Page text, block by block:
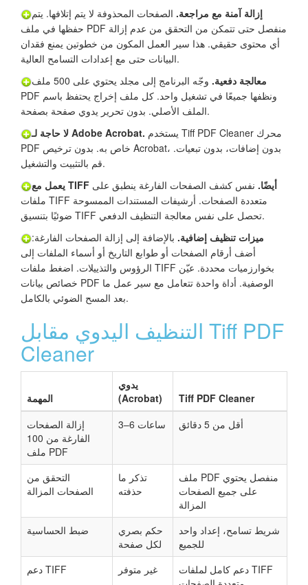
إزالة آمنة مع مراجعة. الصفحات المحذوفة لا يتم إتلافها. يتم
حفظها في ملف PDF منفصل حتى تتمكن من التحقق من عدم إزالة
أي محتوى حقيقي. هذا سير العمل المكون من خطوتين يمنع فقدان
البيانات حتى مع إعدادات التسامح العالية.
معالجة دفعية.
وجّه البرنامج إلى مجلد يحتوي على 500 ملف
PDF ونظفها جميعًا في تشغيل واحد. كل ملف إخراج يحتفظ باسم
الملف الأصلي. بدون تحرير يدوي صفحة بصفحة.
لا حاجة لـ Adobe Acrobat.
PDF خاص به. بدون ترخيص Acrobat، بدون إضافات، بدون تبعيات.
قم بالتثبيت والتشغيل.
يعمل مع TIFF أيضًا. نفس كشف الصفحات الفارغة ينطبق على
ملفات TIFF متعددة الصفحات. أرشيفات المستندات الممسوحة
ضوئيًا بتنسيق TIFF تحصل على نفس معالجة التنظيف الدفعي.
ميزات تنظيف إضافية. بالإضافة إلى إزالة الصفحات الفارغة:
أضف أرقام الصفحات أو طوابع التاريخ أو أسماء الملفات إلى
الرؤوس والتذييلات. اضغط ملفات TIFF بخوارزميات محددة. عيّن
خصائص بيانات PDF الوصفية. أداة واحدة تتعامل مع سير عمل ما
بعد المسح الضوئي بالكامل.
التنظيف اليدوي مقابل Tiff PDF
Cleaner
المهمة
يدوي
(Acrobat)
Tiff PDF Cleaner
إزالة الصفحات
الفارغة من 100
ملف PDF
3–6 ساعات أقل من 5 دقائق
التحقق من
الصفحات المزالة
تذكر ما
حذفته
ملف PDF منفصل يحتوي
على جميع الصفحات
المزالة
ضبط الحساسية
حكم بصري
لكل صفحة
شريط تسامح، إعداد واحد
للجميع
دعم TIFF
غير متوفر
دعم كامل لملفات TIFF